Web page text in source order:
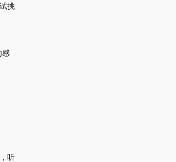
挑
感
听